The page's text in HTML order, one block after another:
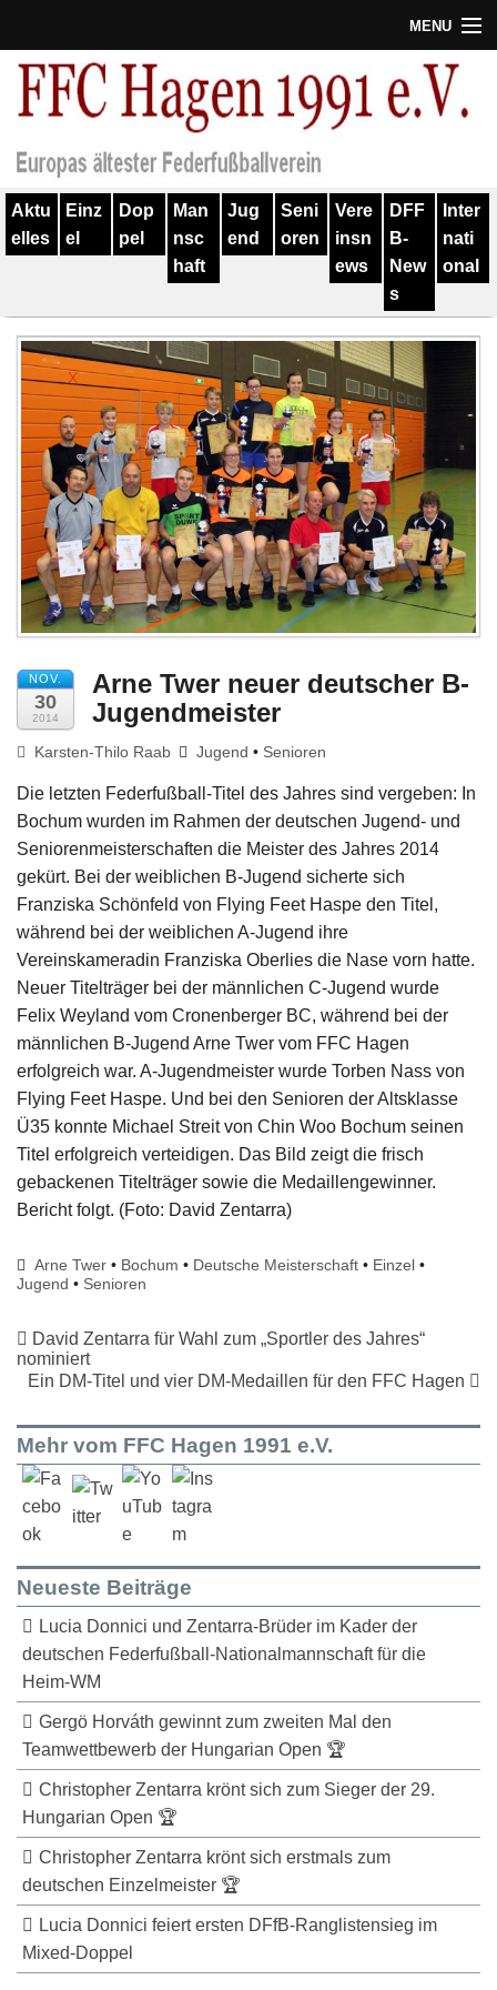
MENU
Termine
Verein
Geschichte
Training
Spieler
Kontakt
Links
Impressum
Aktu
elles
Einz
el
Dop
pel
Man
nsc
haft
Jug
end
Seni
oren
Vere
insn
ews
DFF
B-
New
s
Inter
nati
onal
NOV.
30
2014
Arne Twer neuer deutscher B-
Jugendmeister
Karsten-Thilo Raab Jugend • Senioren
Die letzten Federfußball-Titel des Jahres sind vergeben: In
Bochum wurden im Rahmen der deutschen Jugend- und
Seniorenmeisterschaften die Meister des Jahres 2014
gekürt. Bei der weiblichen B-Jugend sicherte sich
Franziska Schönfeld von Flying Feet Haspe den Titel,
während bei der weiblichen A-Jugend ihre
Vereinskameradin Franziska Oberlies die Nase vorn hatte.
Neuer Titelträger bei der männlichen C-Jugend wurde
Felix Weyland vom Cronenberger BC, während bei der
männlichen B-Jugend Arne Twer vom FFC Hagen
erfolgreich war. A-Jugendmeister wurde Torben Nass von
Flying Feet Haspe. Und bei den Senioren der Altsklasse
Ü35 konnte Michael Streit von Chin Woo Bochum seinen
Titel erfolgreich verteidigen. Das Bild zeigt die frisch
gebackenen Titelträger sowie die Medaillengewinner.
Bericht folgt. (Foto: David Zentarra)
Arne Twer • Bochum • Deutsche Meisterschaft • Einzel •
Jugend • Senioren
David Zentarra für Wahl zum „Sportler des Jahres“
nominiert
Ein DM-Titel und vier DM-Medaillen für den FFC Hagen
Mehr vom FFC Hagen 1991 e.V.
Neueste Beiträge
Lucia Donnici und Zentarra-Brüder im Kader der
deutschen Federfußball-Nationalmannschaft für die
Heim-WM
Gergö Horváth gewinnt zum zweiten Mal den
Teamwettbewerb der Hungarian Open 🏆
Christopher Zentarra krönt sich zum Sieger der 29.
Hungarian Open 🏆
Christopher Zentarra krönt sich erstmals zum
deutschen Einzelmeister 🏆
Lucia Donnici feiert ersten DFfB-Ranglistensieg im
Mixed-Doppel